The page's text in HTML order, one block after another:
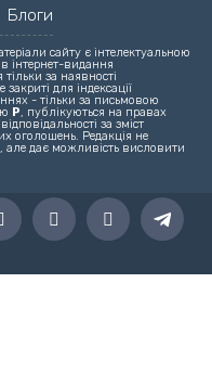
Блоги
сайту є інтелектуальною
інтернет-видання
за наявності
закриті для індексації
- тільки за письмовою
Р, публікуються на правах
за зміст
оголошень. Редакція не
але дає можливість висловити